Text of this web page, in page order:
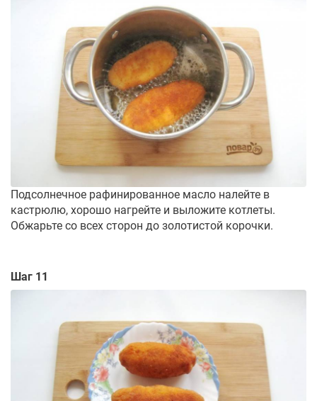
Подсолнечное рафинированное масло налейте в
кастрюлю, хорошо нагрейте и выложите котлеты.
Обжарьте со всех сторон до золотистой корочки.
Шаг 11